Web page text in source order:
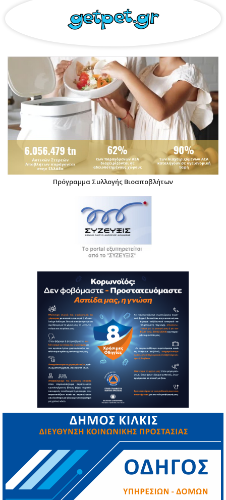
Πρόγραμμα Συλλογής Βιοαποβλήτων